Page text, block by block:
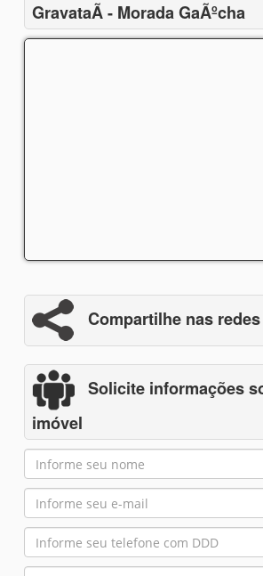
GravataÃ­ - Morada GaÃºcha
Compartilhe nas
Solicite informações
imóvel